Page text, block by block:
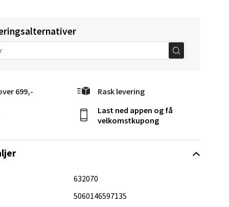
699,- Rask levering
Last ned appen og få
velkomstkupong
632070
5060146597135